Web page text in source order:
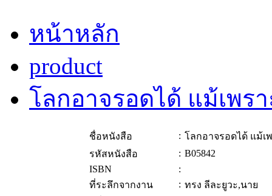
หน้าหลัก
product
โลกอาจรอดได้ แม้เพ
ชื่อหนังสือ : โลกอาจรอดได้ แม้
รหัสหนังสือ
: B05842
ISBN
:
ที่ระลึกจากงาน
: ทรง ลีละยูวะ,นาย